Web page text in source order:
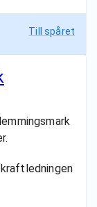
Till spåret